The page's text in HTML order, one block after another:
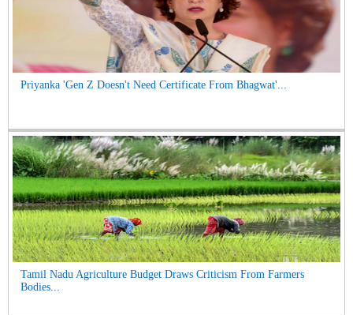
Priyanka 'Gen Z Doesn't Need Certificate From Bhagwat'...
Tamil Nadu Agriculture Budget Draws Criticism From Farmers
Bodies...